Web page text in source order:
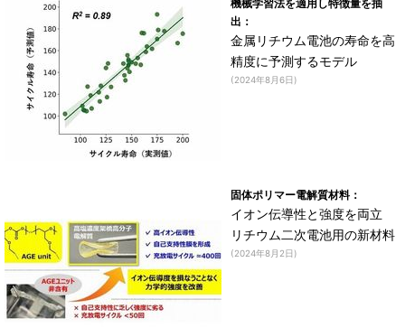
機械学習法を適用し特徴量を抽
出：
金属リチウム電池の寿命を高
精度に予測するモデル
(2024年8月6日)
固体ポリマー電解質材料：
イオン伝導性と強度を両立
リチウム二次電池用の新材料
(2024年8月2日)